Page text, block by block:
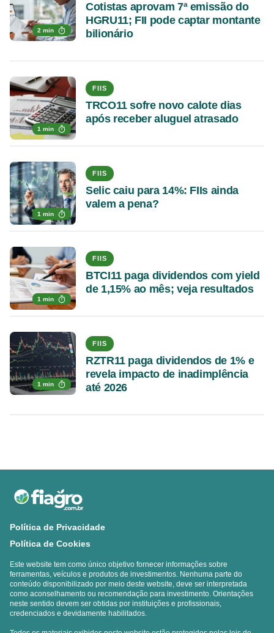
2 min
Cotistas aprovam 7ª emissão do
HGRU11; FII pode captar montante
bilionário
1 min
FIIS
TRCO11 sofre novo calote dias
após receber aluguel atrasado
1 min
FIIS
Selic caiu para 14%: FIIs ainda
valem a pena?
1 min
FIIS
BTCI11 paga dividendos com yield
de 1,15% ao mês; veja resultados
1 min
FIIS
RZTR11 paga dividendos de 1% e
revela impacto de inadimplência
até 2026
Política de Privacidade
Política de Cookies
Este website tem como único objetivo fornecer informações sobre
ferramentas, veículos e produtos de investimentos. Nenhuma parte do
conteúdo disponibilizado por meio deste website, deve ser interpretada
como aconselhamento ou recomendação para investimento. Orientações
neste sentido devem ser obtidas por instituições e profissionais,
credenciados e devidamente habilitados.